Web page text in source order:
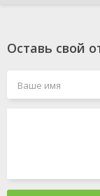
Оставь свой